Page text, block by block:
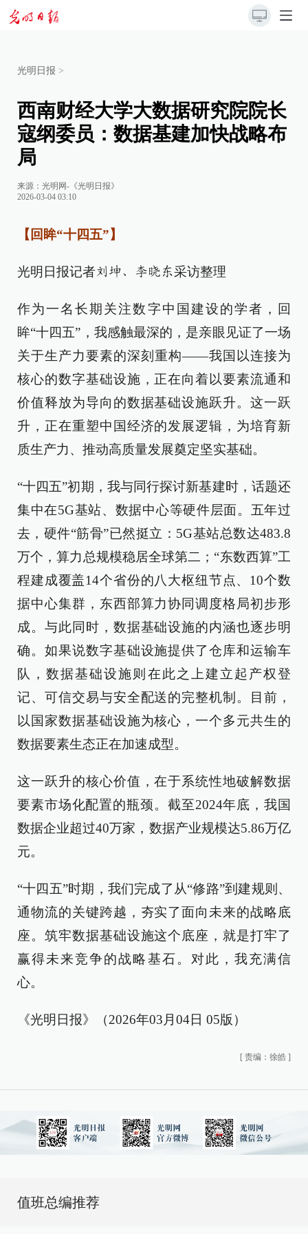
光明日报 >
西南财经大学大数据研究院院长
寇纲委员：数据基建加快战略布
局
来源： 光明网-《光明日报》
2026-03-04 03:10
【回眸“十四五”】
光明日报记者刘坤、李晓东采访整理
作为一名长期关注数字中国建设的学者，回
眸“十四五”，我感触最深的，是亲眼见证了一场
关于生产力要素的深刻重构——我国以连接为
核心的数字基础设施，正在向着以要素流通和
价值释放为导向的数据基础设施跃升。这一跃
升，正在重塑中国经济的发展逻辑，为培育新
质生产力、推动高质量发展奠定坚实基础。
“十四五”初期，我与同行探讨新基建时，话题还
集中在5G基站、数据中心等硬件层面。五年过
去，硬件“筋骨”已然挺立：5G基站总数达483.8
万个，算力总规模稳居全球第二；“东数西算”工
程建成覆盖14个省份的八大枢纽节点、10个数
据中心集群，东西部算力协同调度格局初步形
成。与此同时，数据基础设施的内涵也逐步明
确。如果说数字基础设施提供了仓库和运输车
队，数据基础设施则在此之上建立起产权登
记、可信交易与安全配送的完整机制。目前，
以国家数据基础设施为核心，一个多元共生的
数据要素生态正在加速成型。
这一跃升的核心价值，在于系统性地破解数据
要素市场化配置的瓶颈。截至2024年底，我国
数据企业超过40万家，数据产业规模达5.86万亿
元。
“十四五”时期，我们完成了从“修路”到建规则、
通物流的关键跨越，夯实了面向未来的战略底
座。筑牢数据基础设施这个底座，就是打牢了
赢得未来竞争的战略基石。对此，我充满信
心。
《光明日报》（2026年03月04日 05版）
[ 责编：徐皓 ]
值班总编推荐